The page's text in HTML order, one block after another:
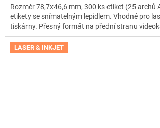
Rozměr 78,7x46,6 mm, 300 ks etiket (25 archů
etikety se snímatelným lepidlem. Vhodné pro
tiskárny. Přesný formát na přední stranu
LASER & INKJET